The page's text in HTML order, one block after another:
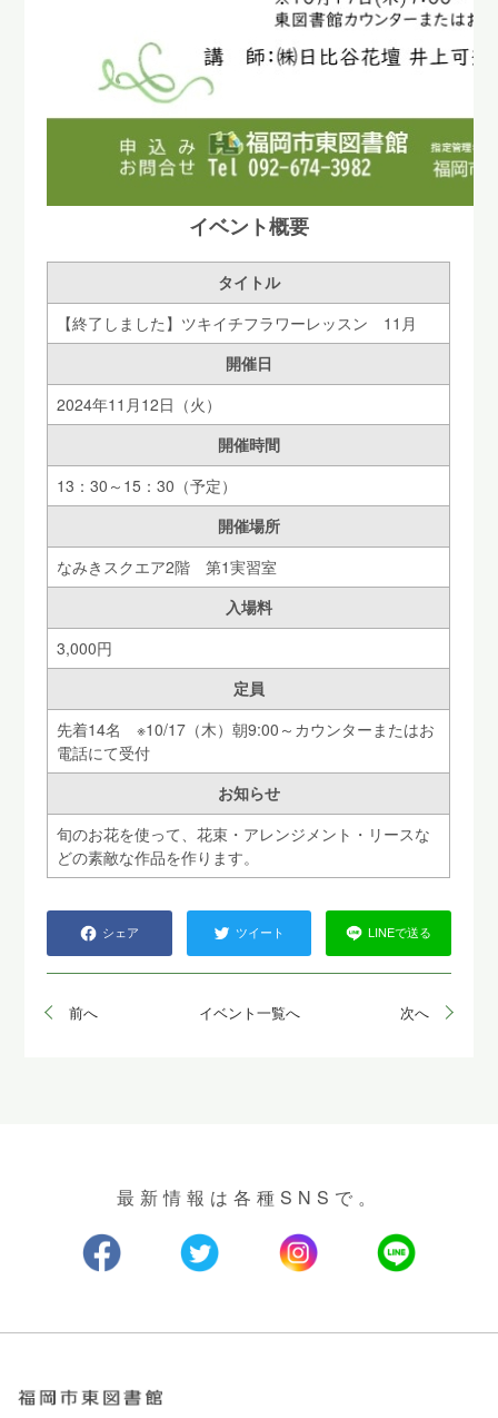
イベント概要
タイトル
【終了しました】ツキイチフラワーレッスン 11月
開催日
2024年11月12日（火）
開催時間
13：30～15：30（予定）
開催場所
なみきスクエア2階 第1実習室
入場料
3,000円
定員
先着14名 ※10/17（木）朝9:00～カウンターまたはお
電話にて受付
お知らせ
旬のお花を使って、花束・アレンジメント・リースな
どの素敵な作品を作ります。
シェア ツイート LINEで送る
前へ イベント一覧へ 次へ
最新情報は各種SNSで。